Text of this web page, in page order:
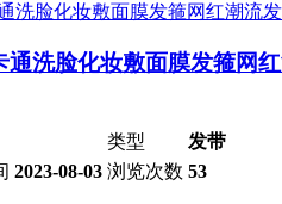
通洗脸化妆敷面膜发箍网
类型
发带
2023-08-03 浏览次数 53